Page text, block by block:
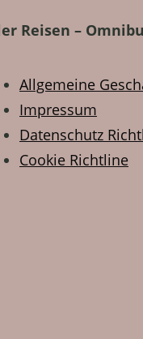
Reisen –
Allgemeine
Impressum
Datenschutz
Cookie Richtline